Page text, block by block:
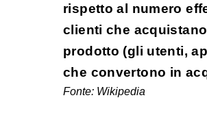
rispetto al numero
clienti che
prodotto (gli utenti,
che convertono in
Fonte: Wikipedia